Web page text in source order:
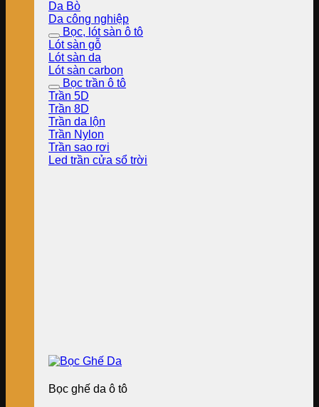
Da Bò
Da công nghiệp
Bọc, lót sàn ô tô
Lót sàn gỗ
Lót sàn da
Lót sàn carbon
Bọc trần ô tô
Trần 5D
Trần 8D
Trần da lộn
Trần Nylon
Trần sao rơi
Led trần cửa sổ trời
Bọc ghế da ô tô